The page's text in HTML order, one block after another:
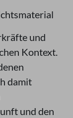
und
Kontext.
damit
und den